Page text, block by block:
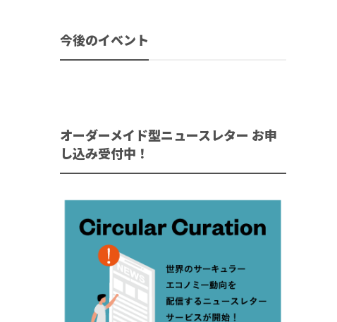
今後のイベント
オーダーメイド型ニュースレター お申
し込み受付中！